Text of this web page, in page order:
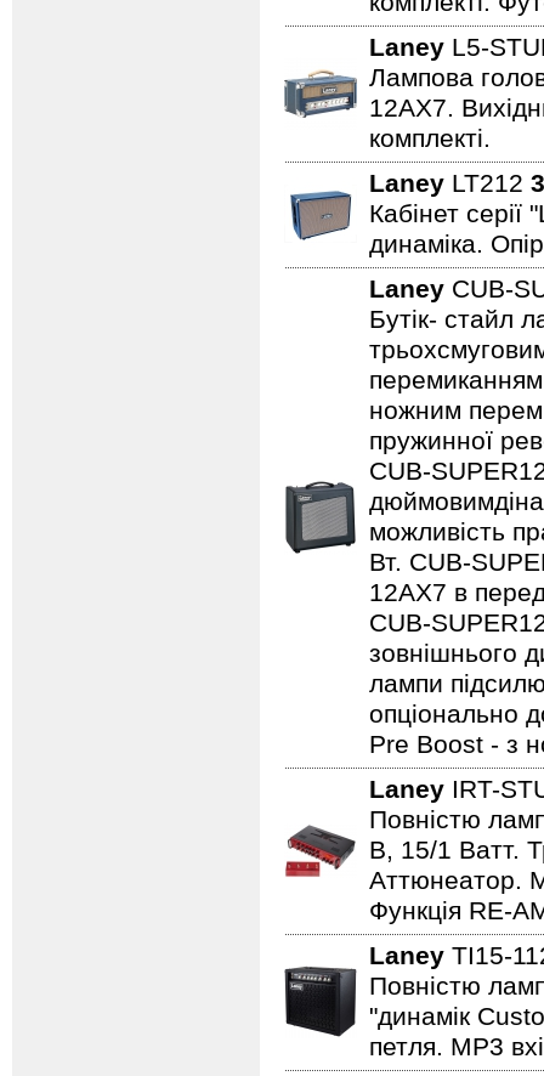
Laney L5-
Лампова
12AX7.
комплекті.
Laney LT212
Кабінет
динаміка.
Laney CUB-
Бутік- стайл
ножним
пружинної
CUB-
можливість
Вт. CUB-
12AX7 в
CUB-
зовнішнього
лампи
опціонально
Pre Boost - з
Laney IRT-
Повністю
B, 15/1 Ватт.
Аттюнеатор.
Функція RE-
Laney TI15-
Повністю
"динамік
петля. MP3